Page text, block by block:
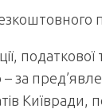
за
Київради,